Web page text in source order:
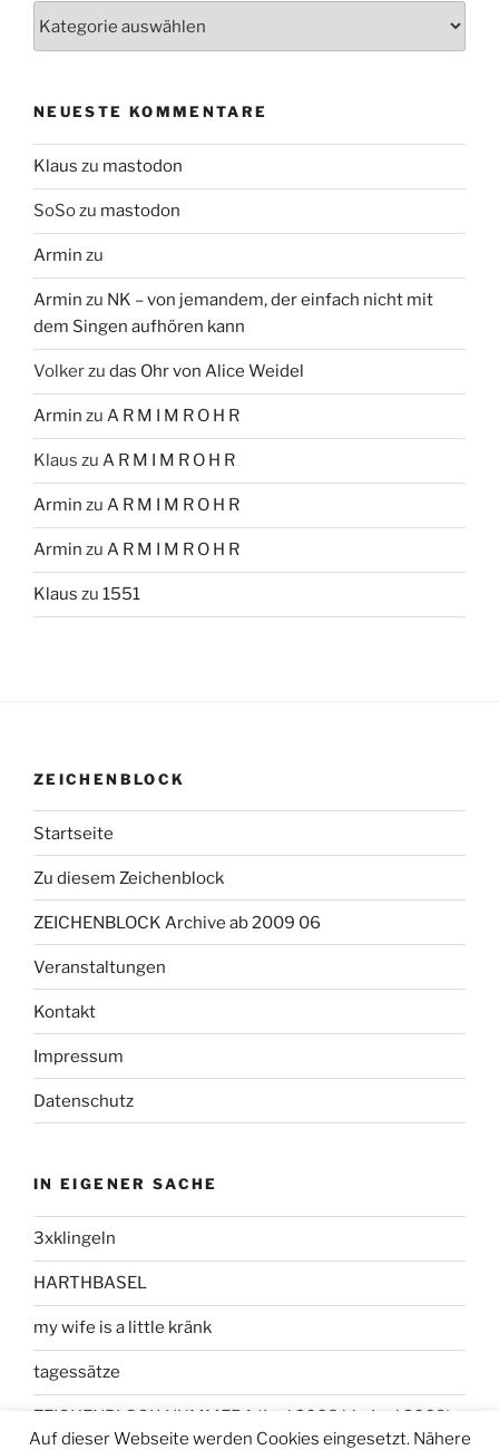
NEUESTE KOMMENTARE
Klaus zu mastodon
SoSozu mastodon
Armin zu
Armin zu NK – von jemandem, der einfach nicht mit
dem Singen aufhören kann
Volkerzu das Ohr von Alice Weidel
Armin zu A R M I M R O H R
Klaus zu A R M I M R O H R
Armin zu A R M I M R O H R
Armin zu A R M I M R O H R
Klaus zu 1551
ZEICHENBLOCK
Startseite
Zu diesem Zeichenblock
ZEICHENBLOCK Archive ab 2009 06
Veranstaltungen
Kontakt
Impressum
Datenschutz
IN EIGENER SACHE
3xklingeln
HARTHBASEL
my wife is a little kränk
tagessätze
ZEICHENBLOCK NUMMER 1 (Juni 2008 bis Juni 2009)
Auf dieser Webseite werden Cookies eingesetzt. Nähere